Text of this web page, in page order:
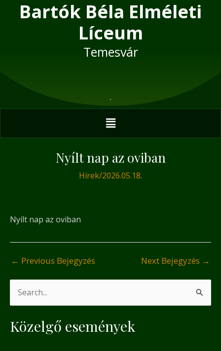
Bartók Béla Elméleti
Líceum
Temesvár
Menu
Nyílt nap az oviban
Hírek/2026.05.18.
Nyílt nap az oviban
Post
navigation
← Previous Bejegyzés Next Bejegyzés →
a
Közelgő események